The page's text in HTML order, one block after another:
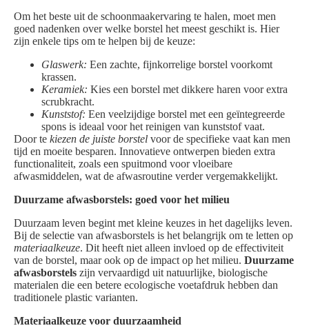
Om het beste uit de schoonmaakervaring te halen, moet men
goed nadenken over welke borstel het meest geschikt is. Hier
zijn enkele tips om te helpen bij de keuze:
Glaswerk: Een zachte, fijnkorrelige borstel voorkomt
krassen.
Keramiek: Kies een borstel met dikkere haren voor extra
scrubkracht.
Kunststof: Een veelzijdige borstel met een geïntegreerde
spons is ideaal voor het reinigen van kunststof vaat.
Door te kiezen de juiste borstel voor de specifieke vaat kan men
tijd en moeite besparen. Innovatieve ontwerpen bieden extra
functionaliteit, zoals een spuitmond voor vloeibare
afwasmiddelen, wat de afwasroutine verder vergemakkelijkt.
Duurzame afwasborstels: goed voor het milieu
Duurzaam leven begint met kleine keuzes in het dagelijks leven.
Bij de selectie van afwasborstels is het belangrijk om te letten op
materiaalkeuze. Dit heeft niet alleen invloed op de effectiviteit
van de borstel, maar ook op de impact op het milieu. Duurzame
afwasborstels zijn vervaardigd uit natuurlijke, biologische
materialen die een betere ecologische voetafdruk hebben dan
traditionele plastic varianten.
Materiaalkeuze voor duurzaamheid